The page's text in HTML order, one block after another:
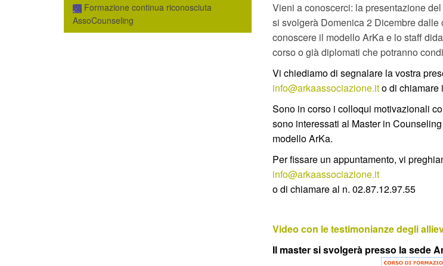
Vieni a conoscerci: la presentazione
si svolgerà Domenica 2 Dicembre
conoscere il modello ArKa e lo staff
corso o già diplomati che potranno
Vi chiediamo di segnalare la vostra
info@arkaassociazione.ito di chiamare
Sono in corso i colloqui motivazionali
sono interessati al Master in
modello ArKa.
Per fissare un appuntamento, vi
info@arkaassociazione.it
o di chiamare al n. 02.87.12.97.55
Video con le testimonianze degli
Il master si svolgerà presso la sede
Formazione continua riconosciuta
AssoCounseling